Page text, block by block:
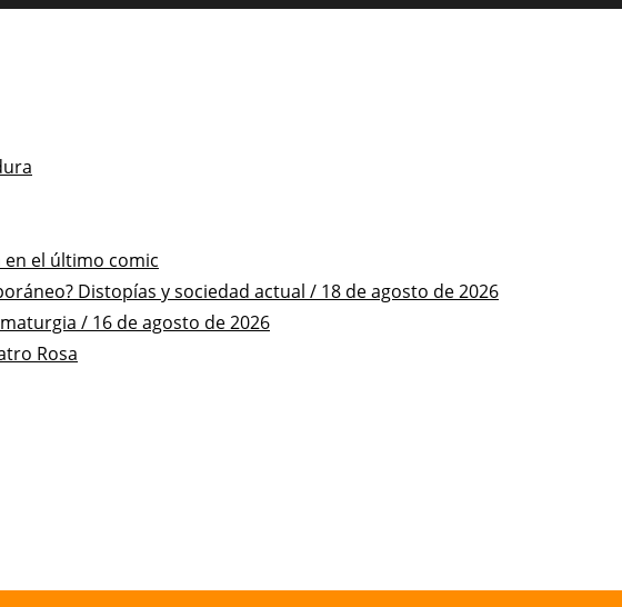
el último comic
Distopías y sociedad actual / 18 de agosto de 2026
/ 16 de agosto de 2026
Rosa